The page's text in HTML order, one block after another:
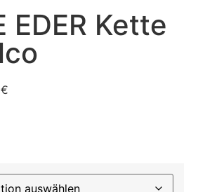
EDER Kette
€